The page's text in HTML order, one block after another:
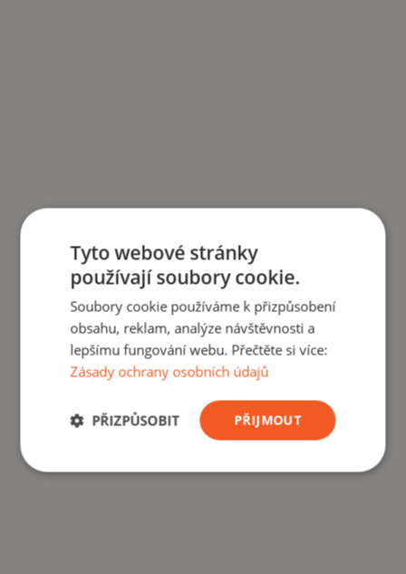
Tyto webové stránky
používají soubory cookie.
Soubory cookie používáme k přizpůsobení
obsahu, reklam, analýze návštěvnosti a
lepšímu fungování webu. Přečtěte si více:
Zásady ochrany osobních údajů
PŘIJMOUT
PŘIZPŮSOBIT